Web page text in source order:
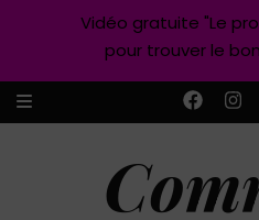
Vidéo gratuite "Le
pour trouver le